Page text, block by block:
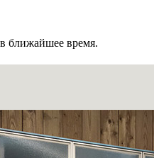
ближайшее время.